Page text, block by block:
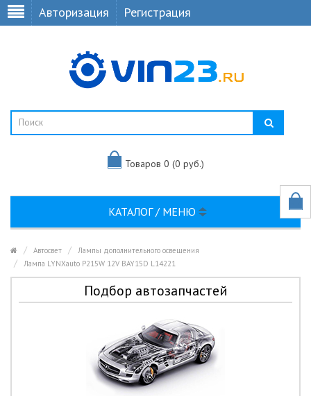
Авторизация Регистрация
Товаров 0 (0 руб.)
КАТАЛОГ / МЕНЮ
Автосвет
Лампы дополнительного освещения
Лампа LYNXauto P215W 12V BAY15D L14221
Подбор автозапчастей